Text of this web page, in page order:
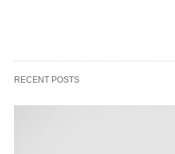
RECENT POSTS